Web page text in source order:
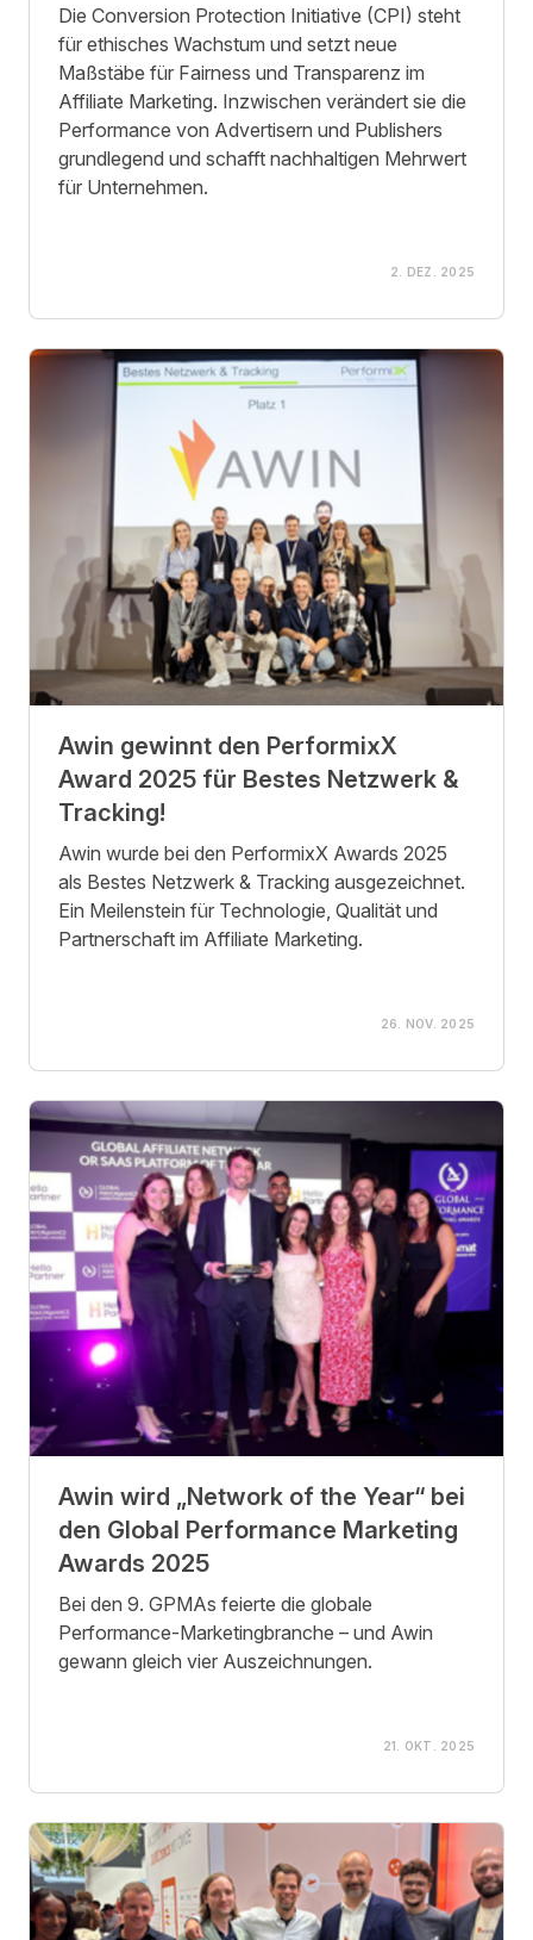
Die Conversion Protection Initiative (CPI) steht
für ethisches Wachstum und setzt neue
Maßstäbe für Fairness und Transparenz im
Affiliate Marketing. Inzwischen verändert sie die
Performance von Advertisern und Publishers
grundlegend und schafft nachhaltigen Mehrwert
für Unternehmen.
2. DEZ. 2025
Awin gewinnt den PerformixX
Award 2025 für Bestes Netzwerk &
Tracking!
Awin wurde bei den PerformixX Awards 2025
als Bestes Netzwerk & Tracking ausgezeichnet.
Ein Meilenstein für Technologie, Qualität und
Partnerschaft im Affiliate Marketing.
26. NOV. 2025
Awin wird „Network of the Year“ bei
den Global Performance Marketing
Awards 2025
Bei den 9. GPMAs feierte die globale
Performance-Marketingbranche – und Awin
gewann gleich vier Auszeichnungen.
21. OKT. 2025